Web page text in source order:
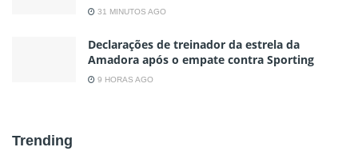
31 MINUTOS AGO
Declarações de treinador da estrela da
Amadora após o empate contra Sporting
9 HORAS AGO
Trending